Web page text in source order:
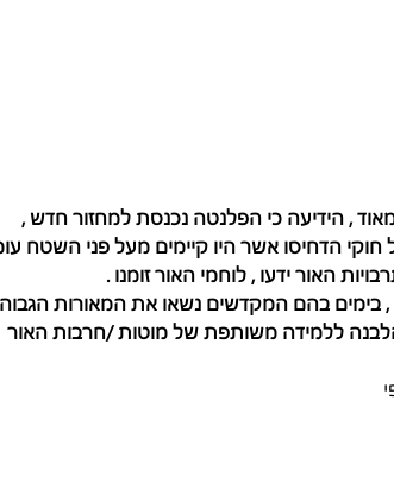
, הידיעה כי הפלנטה נכנסת למחזור חדש ,
הדחיסו אשר היו קיימים מעל פני השטח
האור ידעו , לוחמי האור זומנו .
בימים בהם המקדשים נשאו את המאורות
ללמידה משותפת של מוטות /חרבות האור